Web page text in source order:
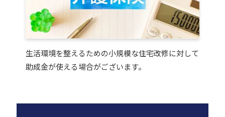
生活環境を整えるための小規模な住宅改修に対して
助成金が使える場合がございます。